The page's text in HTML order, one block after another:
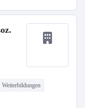
Weiterbildungen